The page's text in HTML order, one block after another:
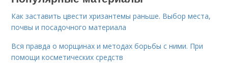
Как заставить цвести хризантемы раньше. Выбор места,
почвы и посадочного материала
Вся правда о морщинах и методах борьбы с ними. При
помощи косметических средств